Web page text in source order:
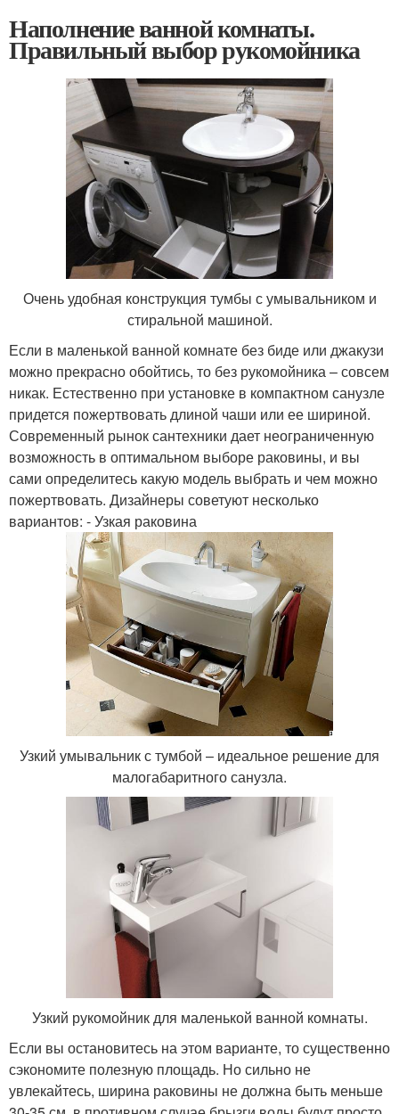
Наполнение ванной комнаты.
Правильный выбор рукомойника
Очень удобная конструкция тумбы с умывальником и
стиральной машиной.
Если в маленькой ванной комнате без биде или джакузи
можно прекрасно обойтись, то без рукомойника – совсем
никак. Естественно при установке в компактном санузле
придется пожертвовать длиной чаши или ее шириной.
Современный рынок сантехники дает неограниченную
возможность в оптимальном выборе раковины, и вы
сами определитесь какую модель выбрать и чем можно
пожертвовать. Дизайнеры советуют несколько
вариантов: - Узкая раковина
Узкий умывальник с тумбой – идеальное решение для
малогабаритного санузла.
Узкий рукомойник для маленькой ванной комнаты.
Если вы остановитесь на этом варианте, то существенно
сэкономите полезную площадь. Но сильно не
увлекайтесь, ширина раковины не должна быть меньше